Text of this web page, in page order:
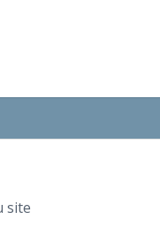
site